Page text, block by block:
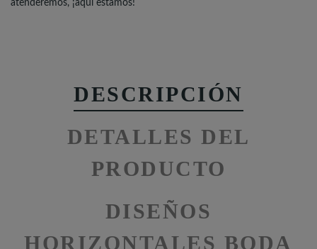
atenderemos, ¡aquí estamos!
DESCRIPCIÓN
DETALLES DEL
PRODUCTO
DISEÑOS
HORIZONTALES BODA